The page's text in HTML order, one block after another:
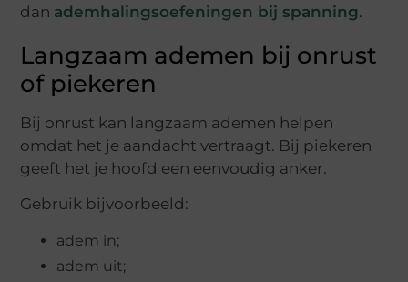
dan ademhalingsoefeningen bij spanning.
Langzaam ademen bij onrust
of piekeren
Bij onrust kan langzaam ademen helpen
omdat het je aandacht vertraagt. Bij piekeren
geeft het je hoofd een eenvoudig anker.
Gebruik bijvoorbeeld:
adem in;
adem uit;